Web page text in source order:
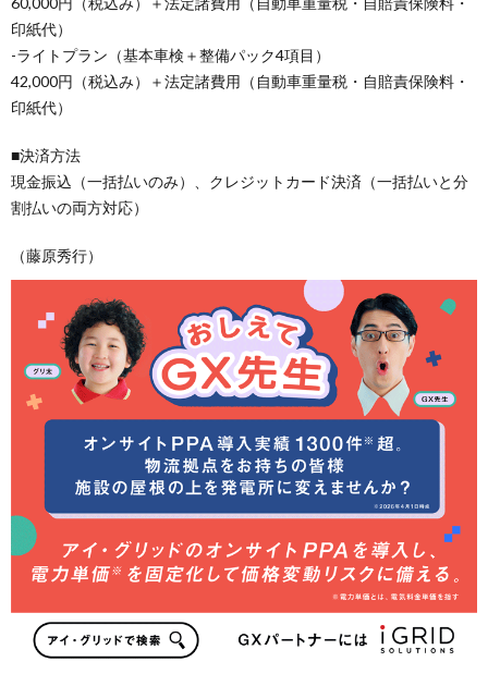
印紙代）
-ライトプラン（基本車検＋整備パック4項目）
42,000円（税込み）＋法定諸費用（自動車重量税・自賠責保険料・
印紙代）
■決済方法
現金振込（一括払いのみ）、クレジットカード決済（一括払いと分
割払いの両方対応）
（藤原秀行）